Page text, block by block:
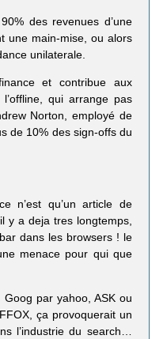
des revenues d’une
une main-mise, ou alors
unilaterale.
et contribue aux
qui arrange pas
Norton, employé de
de 10% des sign-offs du
n’est qu’un article de
y a deja tres longtemps,
dans les browsers ! le
menace pour qui que
par yahoo, ASK ou
ça provoquerait un
l’industrie du search…